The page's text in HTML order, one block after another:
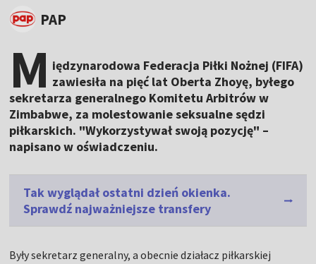
PAP
M iędzynarodowa Federacja Piłki Nożnej (FIFA)
zawiesiła na pięć lat Oberta Zhoyę, byłego
sekretarza generalnego Komitetu Arbitrów w
Zimbabwe, za molestowanie seksualne sędzi
piłkarskich. "Wykorzystywał swoją pozycję" –
napisano w oświadczeniu.
Tak wyglądał ostatni dzień okienka.
Sprawdź najważniejsze transfery
Były sekretarz generalny, a obecnie działacz piłkarskiej